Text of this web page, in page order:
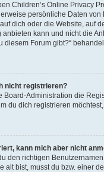
Children’s Online Privacy
persönliche Daten
dich oder die Website, auf
anbieten kann und nicht die
diesem Forum gibt?“
nicht registrieren?
Board-Administration die
du dich registrieren
kann mich aber nicht
den richtigen
alt bist, musst du bzw. einer